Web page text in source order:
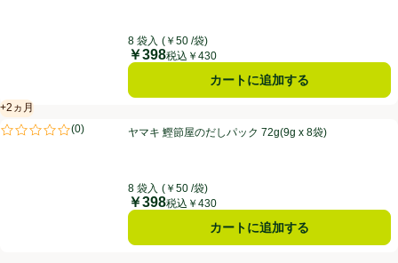
8 袋入 (￥50 /袋)
価格
￥398税込￥430
カートに追加する
ヤマキ 鰹節屋のだしパック 72g(9g x 8袋)
+2ヵ月
賞味・消費期限保証：2ヵ月
(0)
評価は0件のレビューで5点中0.0点。ヤマキ 鰹節屋のだしパック 72g(9g x 8袋)
8 袋入 (￥50 /袋)
価格
￥398税込￥430
カートに追加する